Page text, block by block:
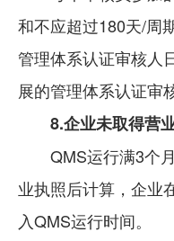
和不应超过180天/周
管理体系认证审核人
展的管理体系认证审
8.企业未取得营
QMS运行满3个
业执照后计算，企业
入QMS运行时间。